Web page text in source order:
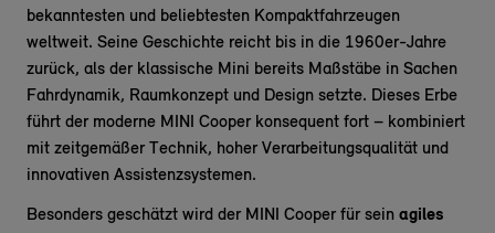
bekanntesten und beliebtesten Kompaktfahrzeugen
weltweit. Seine Geschichte reicht bis in die 1960er-Jahre
zurück, als der klassische Mini bereits Maßstäbe in Sachen
Fahrdynamik, Raumkonzept und Design setzte. Dieses Erbe
führt der moderne MINI Cooper konsequent fort – kombiniert
mit zeitgemäßer Technik, hoher Verarbeitungsqualität und
innovativen Assistenzsystemen.
Besonders geschätzt wird der MINI Cooper für sein agiles